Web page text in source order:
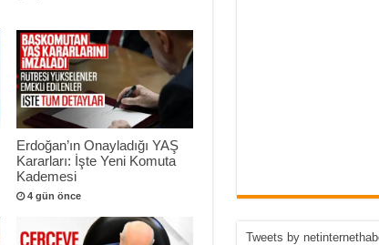
Erdoğan’ın Onayladığı YAŞ
Kararları: İşte Yeni Komuta
Kademesi
4 gün önce
Tweets by